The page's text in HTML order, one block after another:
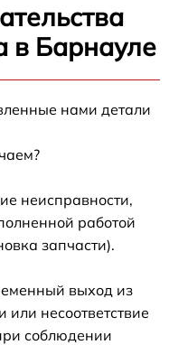
в Барнауле
нами детали
неисправности,
работой
запчасти).
выход из
или несоответствие
соблюдении